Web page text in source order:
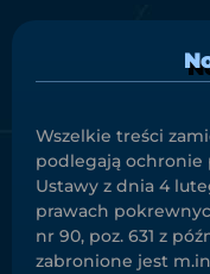
Wszelkie treści
podlegają
Ustawy z dnia 4
prawach
nr 90, poz. 631 z
zabronione jest